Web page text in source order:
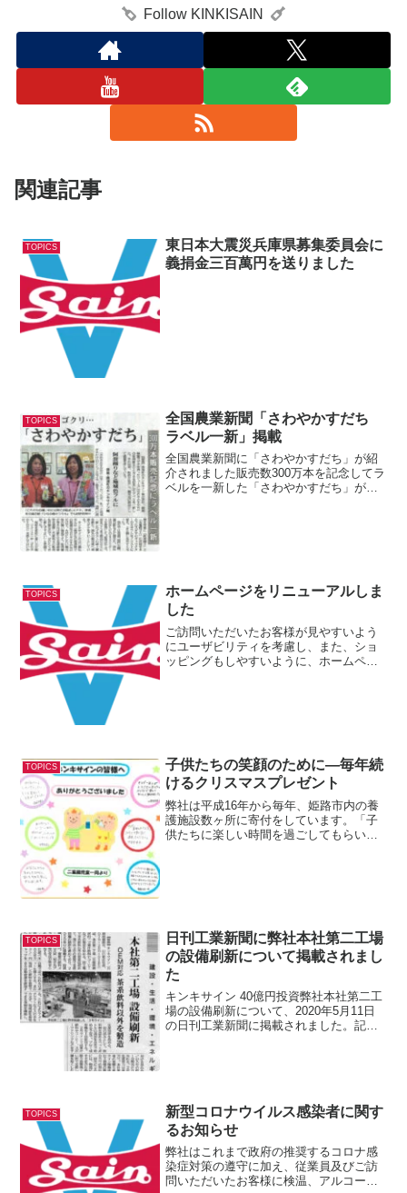
Follow KINKISAIN
関連記事
TOPICS
東日本大震災兵庫県募集委員会に
義捐金三百萬円を送りました
TOPICS
全国農業新聞「さわやかすだち
ラベル一新」掲載
全国農業新聞に「さわやかすだち」が紹
介されました販売数300万本を記念してラ
ベルを一新した「さわやかすだち」が全
TOPICS
ホームページをリニューアルしま
した
ご訪問いただいたお客様が見やすいよう
にユーザビリティを考慮し、また、ショ
ッピングもしやすいように、ホームペー
TOPICS
子供たちの笑顔のために―毎年続
けるクリスマスプレゼント
弊社は平成16年から毎年、姫路市内の養
護施設数ヶ所に寄付をしています。「子
供たちに楽しい時間を過ごしてもらいた
TOPICS
日刊工業新聞に弊社本社第二工場
の設備刷新について掲載されまし
た
キンキサイン 40億円投資弊社本社第二工
場の設備刷新について、2020年5月11日
の日刊工業新聞に掲載されました。記事
TOPICS
新型コロナウイルス感染者に関す
るお知らせ
弊社はこれまで政府の推奨するコロナ感
染症対策の遵守に加え、従業員及びご訪
問いただいたお客様に検温、アルコール